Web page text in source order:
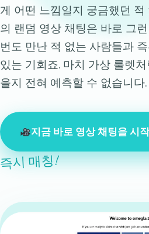
게 어떤 느낌일지 궁금했던
의 랜덤 영상 채팅은 바로 그
번도 만난 적 없는 사람들과
있는 기회죠. 마치 가상 룰렛
을지 전혀 예측할 수 없습니다.
지금 바로 영상 채팅을 시
즉시 매칭!